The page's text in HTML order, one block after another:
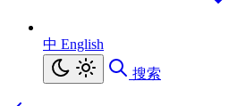
中 English
搜索